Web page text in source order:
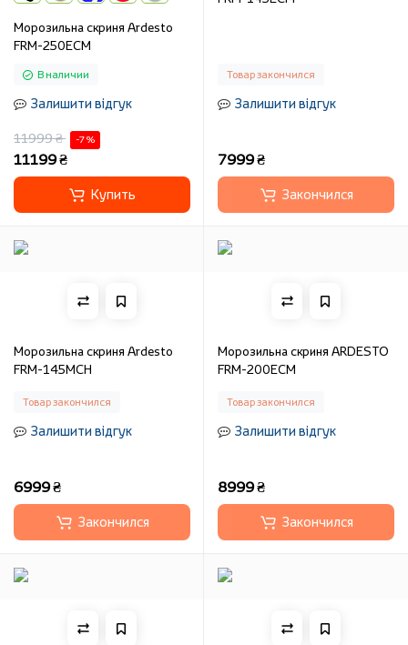
Морозильна скриня Ardesto
FRM-250ECM
В наличии
Залишити відгук
11999 ₴
-7 %
11199 ₴
Купить
Товар закончился
Залишити відгук
7999 ₴
Закончился
Морозильна скриня Ardesto
FRM-145MCH
Товар закончился
Залишити відгук
6999 ₴
Закончился
Морозильна скриня ARDESTO
FRM-200ECM
Товар закончился
Залишити відгук
8999 ₴
Закончился